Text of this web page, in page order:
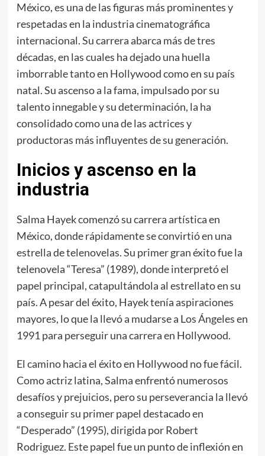
México, es una de las figuras más prominentes y
respetadas en la industria cinematográfica
internacional. Su carrera abarca más de tres
décadas, en las cuales ha dejado una huella
imborrable tanto en Hollywood como en su país
natal. Su ascenso a la fama, impulsado por su
talento innegable y su determinación, la ha
consolidado como una de las actrices y
productoras más influyentes de su generación.
Inicios y ascenso en la
industria
Salma Hayek comenzó su carrera artística en
México, donde rápidamente se convirtió en una
estrella de telenovelas. Su primer gran éxito fue la
telenovela “Teresa” (1989), donde interpretó el
papel principal, catapultándola al estrellato en su
país. A pesar del éxito, Hayek tenía aspiraciones
mayores, lo que la llevó a mudarse a Los Ángeles en
1991 para perseguir una carrera en Hollywood.
El camino hacia el éxito en Hollywood no fue fácil.
Como actriz latina, Salma enfrentó numerosos
desafíos y prejuicios, pero su perseverancia la llevó
a conseguir su primer papel destacado en
“Desperado” (1995), dirigida por Robert
Rodriguez. Este papel fue un punto de inflexión en